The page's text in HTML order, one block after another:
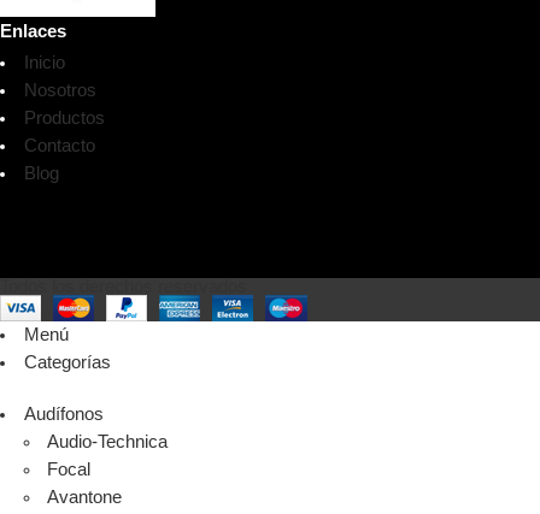
Enlaces
Inicio
Nosotros
Productos
Contacto
Blog
Menú
Categorías
Audífonos
Audio-Technica
Focal
Avantone